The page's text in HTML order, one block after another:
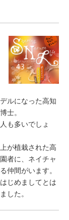
ルになった高知
士。
も多いでしょ
が植栽された高
者に、ネイチャ
仲間がいます。
じめましてとは
した。